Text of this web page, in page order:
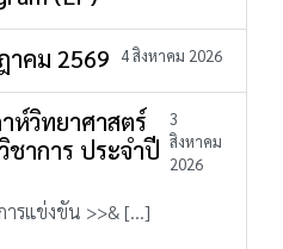
าคม 2569 4 สิงหาคม 2026
ห์วิทยาศาสตร์
าการ ประจำปี
3
สิงหาคม
2026
ารแข่งขัน >>& […]